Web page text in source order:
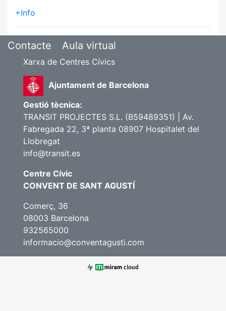
+Info
Contacte Aula virtual
Xarxa de Centres Cívics
Ajuntament de Barcelona
Gestió tècnica:
TRANSIT PROJECTES S.L. (B59489351) | Av.
Fabregada 22, 3ª planta 08907 Hospitalet del
Llobregat
info@transit.es
Centre Cívic
CONVENT DE SANT AGUSTÍ
Comerç, 36
08003 Barcelona
932565000
informacio@conventagusti.com